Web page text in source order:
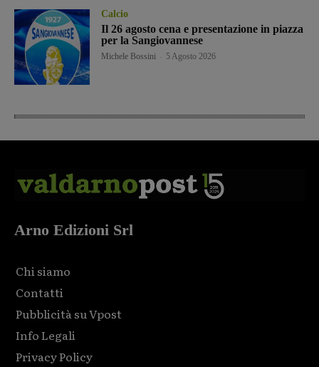
Calcio
Il 26 agosto cena e presentazione in piazza
per la Sangiovannese
Michele Bossini 5 Agosto 2026
Arno Edizioni Srl
Chi siamo
Contatti
Pubblicità su Vpost
Info Legali
Privacy Policy